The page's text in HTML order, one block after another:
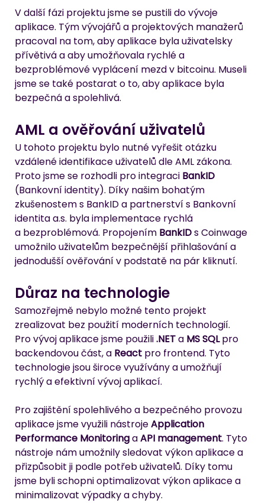
V další fázi projektu jsme se pustili do vývoje
aplikace. Tým vývojářů a projektových manažerů
pracoval na tom, aby aplikace byla uživatelsky
přívětivá a aby umožňovala rychlé a
bezproblémové vyplácení mezd v bitcoinu. Museli
jsme se také postarat o to, aby aplikace byla
bezpečná a spolehlivá.
AML a ověřování uživatelů
U tohoto projektu bylo nutné vyřešit otázku
vzdálené identifikace uživatelů dle AML zákona.
Proto jsme se rozhodli pro integraci BankID
(Bankovní identity). Díky našim bohatým
zkušenostem s BankID a partnerství s Bankovní
identita a.s. byla implementace rychlá
a bezproblémová. Propojením BankID s Coinwage
umožnilo uživatelům bezpečnější přihlašování a
jednodušší ověřování v podstatě na pár kliknutí.
Důraz na technologie
Samozřejmě nebylo možné tento projekt
zrealizovat bez použití moderních technologií.
Pro vývoj aplikace jsme použili .NET a MS SQL pro
backendovou část, a React pro frontend. Tyto
technologie jsou široce využívány a umožňují
rychlý a efektivní vývoj aplikací.
Pro zajištění spolehlivého a bezpečného provozu
aplikace jsme využili nástroje Application
Performance Monitoring a API management. Tyto
nástroje nám umožnily sledovat výkon aplikace a
přizpůsobit ji podle potřeb uživatelů. Díky tomu
jsme byli schopni optimalizovat výkon aplikace a
minimalizovat výpadky a chyby.